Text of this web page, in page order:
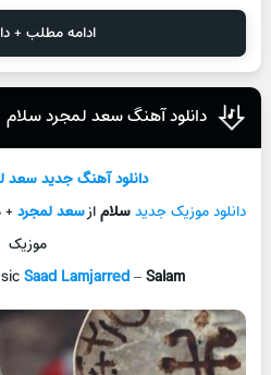
ادامه مطلب +
دانلود آهنگ سعد لمجرد سلام
دانلود آهنگ جدیدسعد
دانلود موزیک جدیدسلامازسعد لمجرد+
موزیک
Saad Lamjarred–Salam